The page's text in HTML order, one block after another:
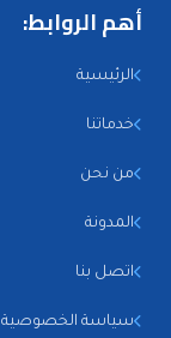
أهم الروابط:
الرئيسية
خدماتنا
من نحن
المدونة
اتصل بنا
سياسة الخصوصية